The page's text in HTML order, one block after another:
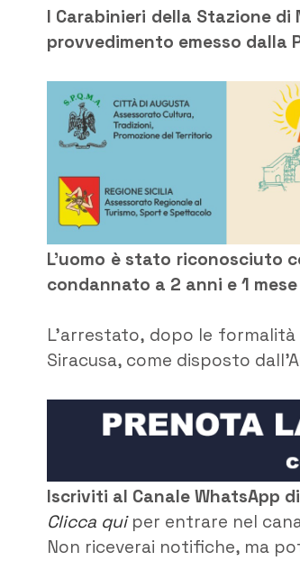
I Carabinieri della Stazione
provvedimento emesso dalla
L’uomo è stato riconosciuto
condannato a 2 anni e 1
L’arrestato, dopo le formalità
Siracusa, come disposto
Iscriviti al Canale WhatsApp
Clicca quiper entrare nel
Non riceverai notifiche, ma